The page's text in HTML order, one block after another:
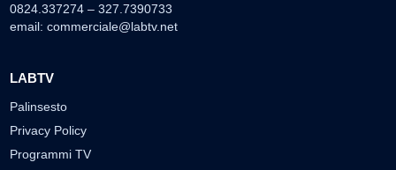
0824.337274 – 327.7390733
email: commerciale@labtv.net
LABTV
Palinsesto
Privacy Policy
Programmi TV